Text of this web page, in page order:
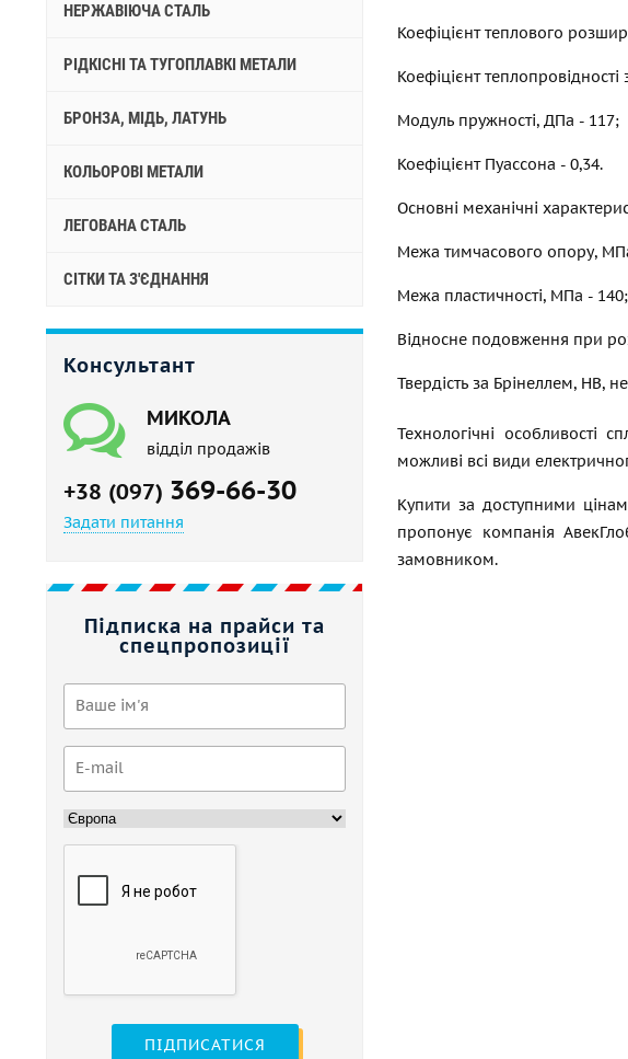
НЕРЖАВІЮЧА СТАЛЬ
РІДКІСНІ ТА ТУГОПЛАВКІ МЕТАЛИ
БРОНЗА, МІДЬ, ЛАТУНЬ
КОЛЬОРОВІ МЕТАЛИ
ЛЕГОВАНА СТАЛЬ
СІТКИ ТА З'ЄДНАННЯ
Консультант
МИКОЛА
відділ продажів
+38 (097) 369-66-30
Задати питання
Підписка на прайси та
спецпропозиції
ПІДПИСАТИСЯ
Коефіцієнт теплового
Коефіцієнт
Модуль пружності, ДПа - 117;
Коефіцієнт Пуассона - 0,34.
Основні механічні
Межа тимчасового опору,
Межа пластичності, МПа - 140;
Відносне подовження при
Твердість за Брінеллем, НВ,
Технологічні особливості
можливі всі види
Купити за доступними
пропонує компанія
замовником.